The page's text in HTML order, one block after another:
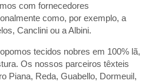
com fornecedores
como, por exemplo, a
Canclini ou a Albini.
tecidos nobres em 100% lã,
Os nossos parceiros têxteis
Piana, Reda, Guabello, Dormeuil,